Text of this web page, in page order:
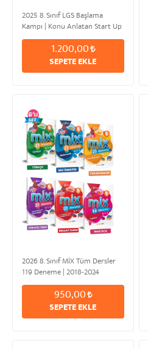
2025 8. Sınıf LGS Başlama
Kampı | Konu Anlatan Start Up
1.200,00
SEPETE EKLE
2026 8. Sınıf MİX Tüm Dersler
119 Deneme | 2018-2024
950,00
SEPETE EKLE